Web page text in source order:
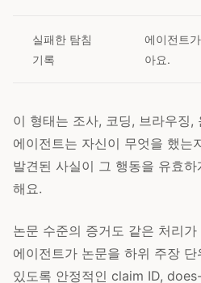
실패한 탐침
기록
에이전트
아요.
이 형태는 조사, 코딩, 브라우징,
에이전트는 자신이 무엇을 했는
발견된 사실이 그 행동을 유효
해요.
논문 수준의 증거도 같은 처리가
에이전트가 논문을 하위 주장
있도록 안정적인 claim ID,